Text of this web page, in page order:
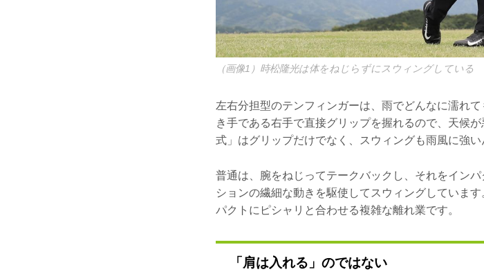
（画像1）時松隆光は体をねじらずにスウィングしている
左右分担型のテンフィンガーは、雨でどんなに濡れ
き手である右手で直接グリップを握れるので、天候
式」はグリップだけでなく、スウィングも雨風に強い
普通は、腕をねじってテークバックし、それをイン
ションの繊細な動きを駆使してスウィングしていま
パクトにピシャリと合わせる複雑な離れ業です。
「肩は入れる」のではない